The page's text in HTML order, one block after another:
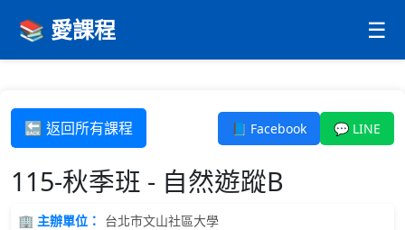
📚 愛課程 ☰
🔙 返回所有課程 📘 Facebook 💬 LINE
115-秋季班 - 自然遊蹤B
🏢 主辦單位： 台北市文山社區大學